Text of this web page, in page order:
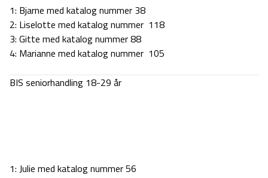
1: Bjarne med katalog nummer 38
2: Liselotte med katalog nummer 118
3: Gitte med katalog nummer 88
4: Marianne med katalog nummer 105
BIS seniorhandling 18-29 år
1: Julie med katalog nummer 56